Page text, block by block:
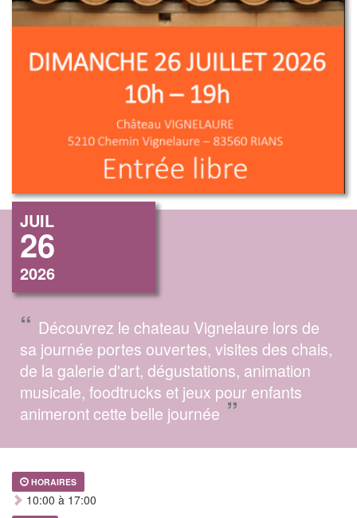
JUIL
26
2026
“ Découvrez le chateau Vignelaure lors de
sa journée portes ouvertes, visites des chais,
de la galerie d'art, dégustations, animation
musicale, foodtrucks et jeux pour enfants
animeront cette belle journée”
HORAIRES
10:00 à 17:00